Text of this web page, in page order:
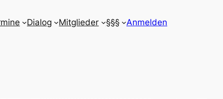
Dialog Mitglieder §§§ Anmelden